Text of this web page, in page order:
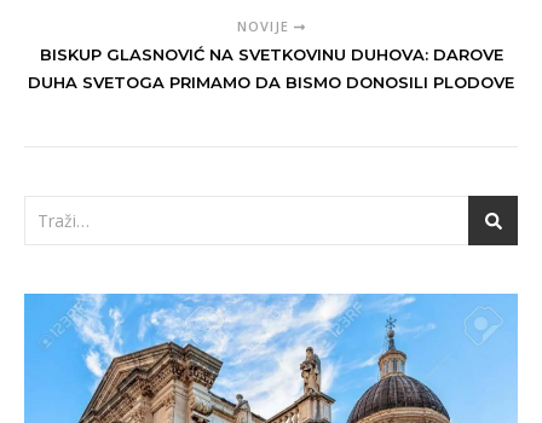
NOVIJE
BISKUP GLASNOVIĆ NA SVETKOVINU DUHOVA: DAROVE
DUHA SVETOGA PRIMAMO DA BISMO DONOSILI PLODOVE